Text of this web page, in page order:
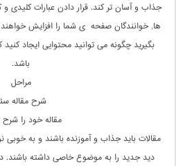
جذاب و آسان تر کند. قرار دادن عبارات کلیدی
ها, خوانندگان صفحه ی شما را افزایش خواهند
بگیرید چگونه می توانید محتوایی ایجاد
باشد.
مراحل
شرح مقاله
مقاله خود را
مقالات باید جذاب و آموزنده باشند و به خوبی
دید جدید را به موضوع خاصی داشته باشند.